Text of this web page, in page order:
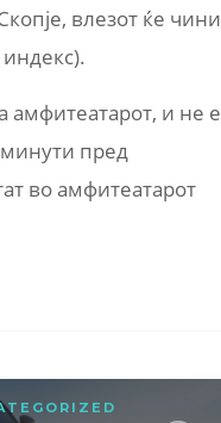
влезот ќе чини
амфитеатарот, и не е
минути пред
во амфитеатарот